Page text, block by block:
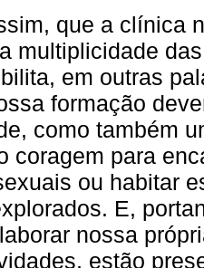
que a clínica
multiplicidade
em outras
formação
como também
coragem para
ou habitar
E,
nossa
estão